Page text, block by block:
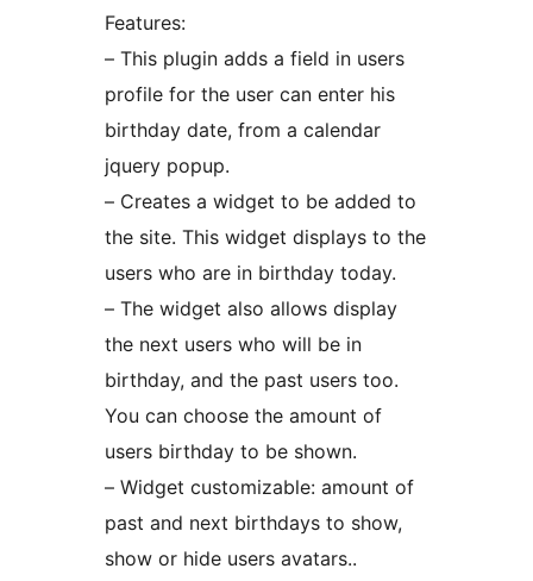
Features:
– This plugin adds a field in users
profile for the user can enter his
birthday date, from a calendar
jquery popup.
– Creates a widget to be added to
the site. This widget displays to the
users who are in birthday today.
– The widget also allows display
the next users who will be in
birthday, and the past users too.
You can choose the amount of
users birthday to be shown.
– Widget customizable: amount of
past and next birthdays to show,
show or hide users avatars..